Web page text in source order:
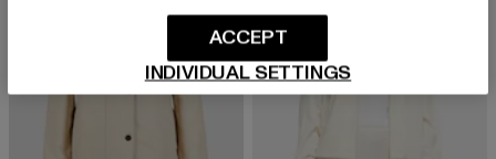
INDIVIDUAL SETTINGS
ACCEPT